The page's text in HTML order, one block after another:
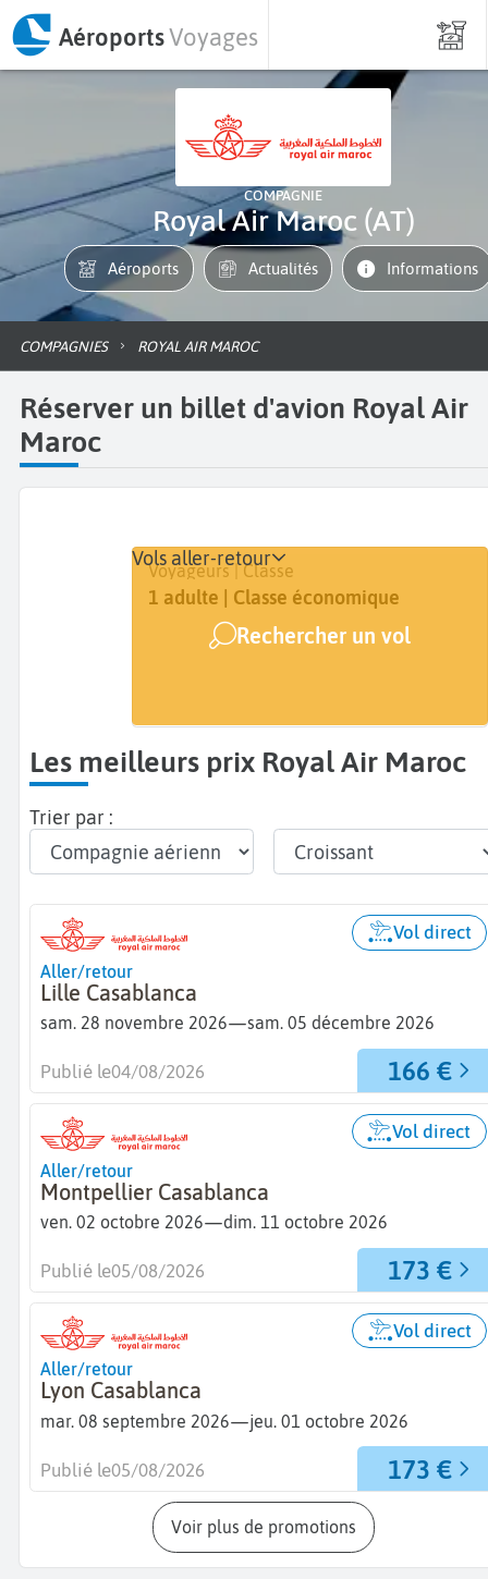
AéroportsVoyages
COMPAGNIE
Royal Air Maroc (AT)
Aéroports Actualités informations
COMPAGNIES ROYAL AIR MAROC
Réserver un billet d'avion Royal Air
Maroc
Départ
De...
Dates
Dates de votre voyage
Voyageurs | Classe
1 adulte | Classe économique
Rechercher un vol
Vols aller-retour
Les meilleurs prix Royal Air Maroc
Trier par :
Aller/retour
Lille Casablanca
sam. 28 novembre 2026—sam. 05 décembre 2026
Vol direct
166 €
Publié le04/08/2026
Aller/retour
Montpellier Casablanca
ven. 02 octobre 2026—dim. 11 octobre 2026
Vol direct
173 €
Publié le05/08/2026
Aller/retour
Lyon Casablanca
mar. 08 septembre 2026—jeu. 01 octobre 2026
Vol direct
173 €
Publié le05/08/2026
Voir plus de promotions